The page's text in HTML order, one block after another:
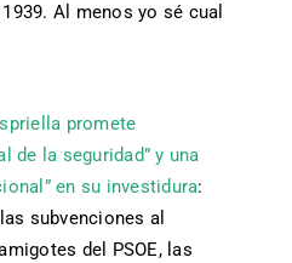
Al menos yo sé cual
promete
de la seguridad” y una
en su investidura:
subvenciones al
del PSOE, las